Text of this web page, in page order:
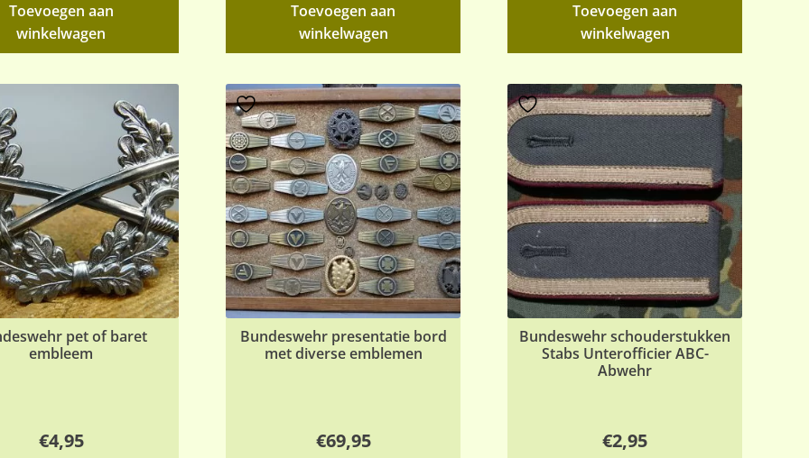
Toevoegen aan
winkelwagen
Toevoegen aan
winkelwagen
Toevoegen aan
winkelwagen
pet of baret
embleem
€4,95
Bundeswehr presentatie bord
met diverse emblemen
€69,95
Bundeswehr schouderstukken
Stabs Unterofficier ABC-
Abwehr
€2,95